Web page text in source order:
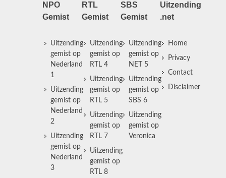
NPO
Gemist
Uitzending
gemist op
Nederland
1
Uitzending
gemist op
Nederland
2
Uitzending
gemist op
Nederland
3
RTL
Gemist
Uitzending
gemist op
RTL 4
Uitzending
gemist op
RTL 5
Uitzending
gemist op
RTL 7
Uitzending
gemist op
RTL 8
SBS
Gemist
Uitzending
gemist op
NET 5
Uitzending
gemist op
SBS 6
Uitzending
gemist op
Veronica
Uitzending
.net
Home
Privacy
Contact
Disclaimer